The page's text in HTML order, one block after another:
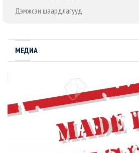
Дэмжсэн шаардлагууд
МЕДИА